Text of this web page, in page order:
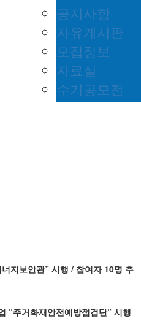
공지사항
자유게시판
모집정보
자료실
수기공모전
지보안관” 시행 / 참여자 10명 추
“주거화재안전예방점검단” 시행